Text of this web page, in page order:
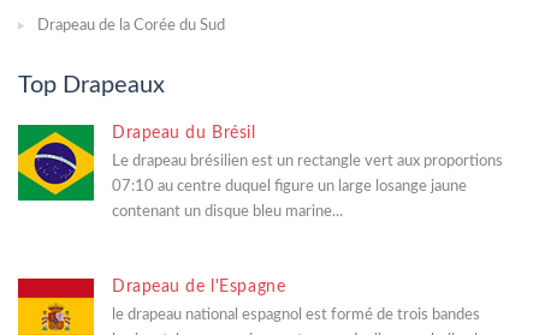
Drapeau de la Corée du Sud
Top Drapeaux
Drapeau du Brésil
Le drapeau brésilien est un rectangle vert aux proportions
07:10 au centre duquel figure un large losange jaune
contenant un disque bleu marine...
Drapeau de l'Espagne
le drapeau national espagnol est formé de trois bandes